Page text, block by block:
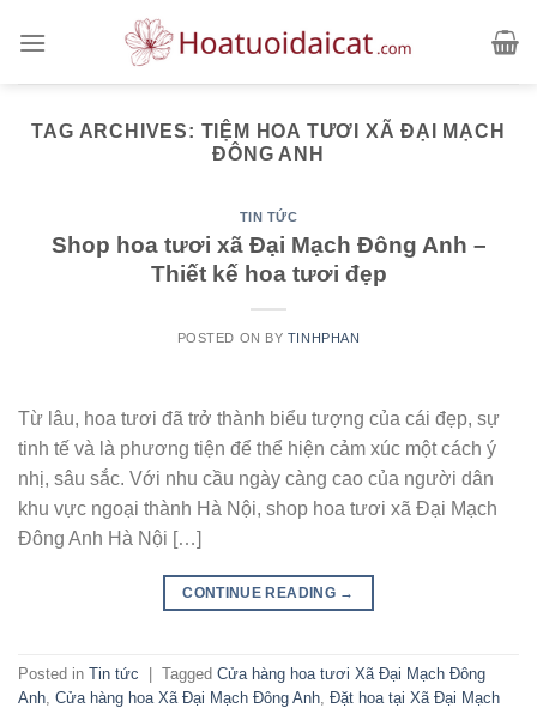
TAG ARCHIVES: TIỆM HOA TƯƠI XÃ ĐẠI MẠCH
ĐÔNG ANH
TIN TỨC
Shop hoa tươi xã Đại Mạch Đông Anh –
Thiết kế hoa tươi đẹp
POSTED ON BY TINHPHAN
Từ lâu, hoa tươi đã trở thành biểu tượng của cái đẹp, sự
tinh tế và là phương tiện để thể hiện cảm xúc một cách ý
nhị, sâu sắc. Với nhu cầu ngày càng cao của người dân
khu vực ngoại thành Hà Nội, shop hoa tươi xã Đại Mạch
Đông Anh Hà Nội […]
CONTINUE READING →
Posted in Tin tức Tagged Cửa hàng hoa tươi Xã Đại Mạch Đông
Anh Cửa hàng hoa Xã Đại Mạch Đông Anh Đặt hoa tại Xã Đại Mạch